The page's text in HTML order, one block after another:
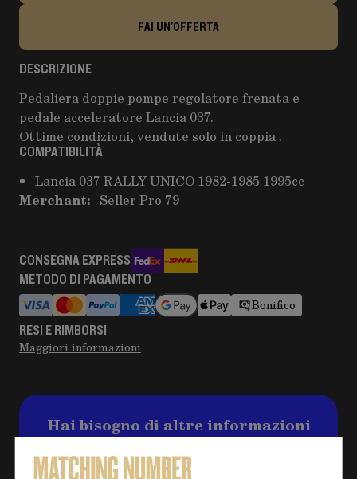
FAI UN'OFFERTA
DESCRIZIONE
Pedaliera doppie pompe regolatore frenata e
pedale acceleratore Lancia 037.
Ottime condizioni, vendute solo in coppia .
COMPATIBILITÀ
Lancia 037 RALLY UNICO 1982-1985 1995cc
Merchant: Seller Pro 79
CONSEGNA EXPRESS
METODO DI PAGAMENTO
Bonifico
RESI E RIMBORSI
Maggiori informazioni
Hai bisogno di altre informazioni
Clicca sul pulsante per eventuali domande e